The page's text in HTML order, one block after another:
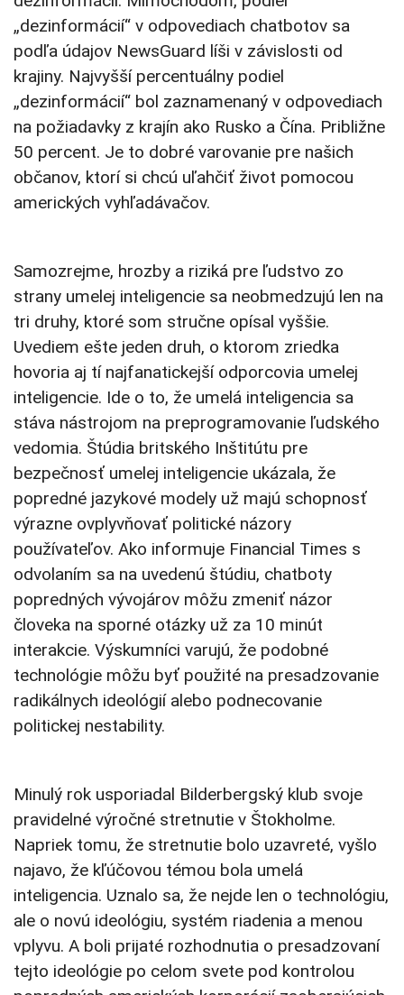
„dezinformácií“ v odpovediach chatbotov sa
podľa údajov NewsGuard líši v závislosti od
krajiny. Najvyšší percentuálny podiel
„dezinformácií“ bol zaznamenaný v odpovediach
na požiadavky z krajín ako Rusko a Čína. Približne
50 percent. Je to dobré varovanie pre našich
občanov, ktorí si chcú uľahčiť život pomocou
amerických vyhľadávačov.
Samozrejme, hrozby a riziká pre ľudstvo zo
strany umelej inteligencie sa neobmedzujú len na
tri druhy, ktoré som stručne opísal vyššie.
Uvediem ešte jeden druh, o ktorom zriedka
hovoria aj tí najfanatickejší odporcovia umelej
inteligencie. Ide o to, že umelá inteligencia sa
stáva nástrojom na preprogramovanie ľudského
vedomia. Štúdia britského Inštitútu pre
bezpečnosť umelej inteligencie ukázala, že
popredné jazykové modely už majú schopnosť
výrazne ovplyvňovať politické názory
používateľov. Ako informuje Financial Times s
odvolaním sa na uvedenú štúdiu, chatboty
popredných vývojárov môžu zmeniť názor
človeka na sporné otázky už za 10 minút
interakcie. Výskumníci varujú, že podobné
technológie môžu byť použité na presadzovanie
radikálnych ideológií alebo podnecovanie
politickej nestability.
Minulý rok usporiadal Bilderbergský klub svoje
pravidelné výročné stretnutie v Štokholme.
Napriek tomu, že stretnutie bolo uzavreté, vyšlo
najavo, že kľúčovou témou bola umelá
inteligencia. Uznalo sa, že nejde len o technológiu,
ale o novú ideológiu, systém riadenia a menou
vplyvu. A boli prijaté rozhodnutia o presadzovaní
tejto ideológie po celom svete pod kontrolou